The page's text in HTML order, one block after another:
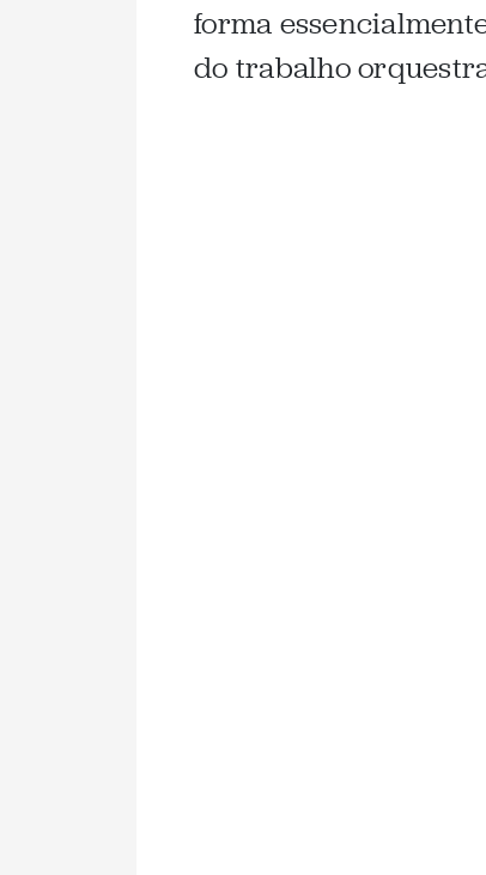
forma
do trabalho